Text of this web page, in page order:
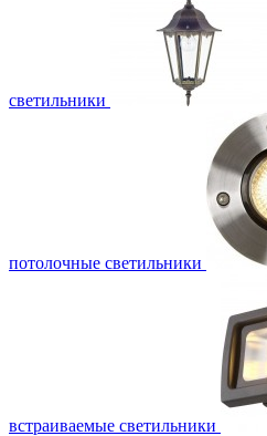
светильники
потолочные светильники
встраиваемые светильники